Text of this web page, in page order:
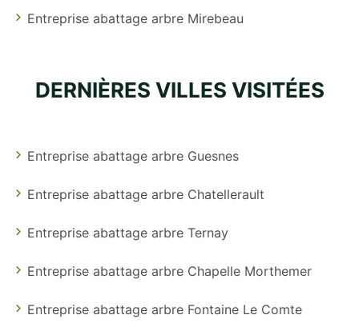
Entreprise abattage arbre Mirebeau
DERNIÈRES VILLES VISITÉES
Entreprise abattage arbre Guesnes
Entreprise abattage arbre Chatellerault
Entreprise abattage arbre Ternay
Entreprise abattage arbre Chapelle Morthemer
Entreprise abattage arbre Fontaine Le Comte